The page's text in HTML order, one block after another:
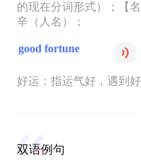
的现在分词形式）；【
辛（人名）；
good fortune
好运：指运气好，遇到
双语例句